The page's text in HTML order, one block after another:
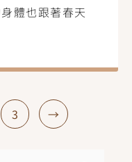
體也跟著春天
3 →